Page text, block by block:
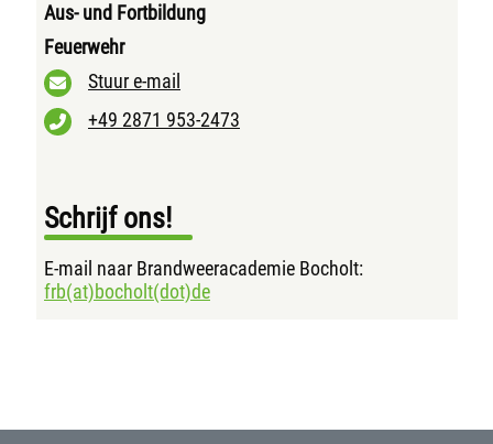
Aus- und Fortbildung
Feuerwehr
Stuur e-mail
+49 2871 953-2473
Schrijf ons!
E-mail naar Brandweeracademie Bocholt:
frb(at)bocholt(dot)de